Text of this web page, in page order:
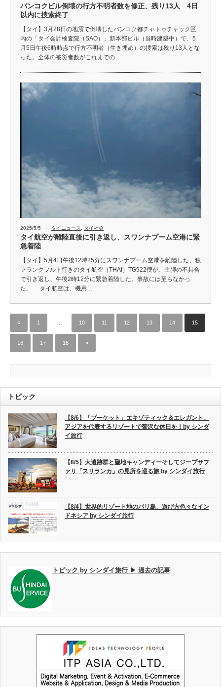
バンコクビル倒壊の行方不明者数を修正、残り13人 4日
以内に捜索終了
【タイ】3月28日の地震で倒壊したバンコク都チャトゥチャック区
内の「タイ会計検査院（SAO）」新本部ビル（当時建築中）で、5
月5日午後6時時点で行方不明者（生き埋め）の捜索は残り13人とな
った。全体の被災者数がこれまでの…
2025/5/5 タイニュース タイ社会
タイ航空が離陸直後に引き返し、スワンナプーム空港に緊
急着陸
【タイ】5月4日午後12時25分にスワンナプーム空港を離陸した、独
フランクフルト行きのタイ航空（THAI）TG922便が、主脚の不具合
で引き返し、午後2時12分に緊急着陸した。事故には至らなかっ
た。 タイ航空は、機用…
« 1 10 11 12 13 14 15
16 17 18 »
トピック
【8/6】「プーケット」エキゾティック＆エレガント。
アジアを代表するリゾートで贅沢な休日を！by シンダ
イ旅行
【8/5】大遺跡群と聖地キャンディーそしてジープサフ
ァリ「スリランカ」の見所を巡る旅 by シンダイ旅行
【8/4】世界的リゾート地のバリ島、遊び方色々なイン
ドネシア by シンダイ旅行
トピック by シンダイ旅行 ▶ 過去の記事